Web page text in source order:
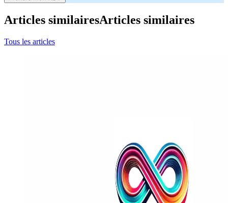
Articles similairesArticles similaires
Tous les articles